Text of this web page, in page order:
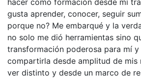
hacer como formación desde mí
gusta aprender, conocer, seguir
porque no? Me embarqué y la
no solo me dió herramientas sino
transformación poderosa para mí
compartirla desde amplitud de mis
ver distinto y desde un marco de